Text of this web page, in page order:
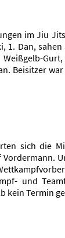
im Jiu
1. Dan,
Gurt,
Beisitzer
sich die
und
kein Termin